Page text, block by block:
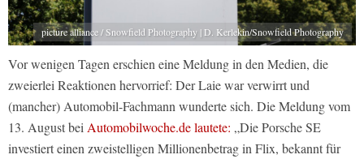
picture alliance / Snowfield Photography | D. Kerlekin/Snowfield Photography
Vor wenigen Tagen erschien eine Meldung in den Medien, die
zweierlei Reaktionen hervorrief: Der Laie war verwirrt und
(mancher) Automobil-Fachmann wunderte sich. Die Meldung vom
13. August bei Automobilwoche.de lautete: „Die Porsche SE
investiert einen zweistelligen Millionenbetrag in Flix, bekannt für